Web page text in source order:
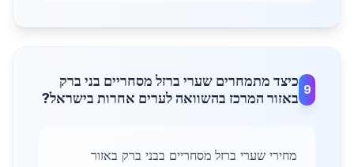
9
כיצד מתמחרים שערי ברזל מסחריים בני ברק
באזור המרכז בהשוואה לערים אחרות בישראל?
מחירי שערי ברזל מסחריים בבני ברק באזור